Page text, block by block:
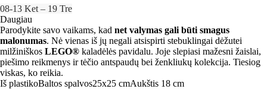
08‑13 Ket – 19 Tre
Daugiau
Parodykite savo vaikams, kad net valymas gali būti smagus
malonumas. Nė vienas iš jų negali atsispirti stebuklingai dėžutei
milžiniškos LEGO® kaladėlės pavidalu. Joje slepiasi mažesni žaislai,
piešimo reikmenys ir tėčio antspaudų bei ženkliukų kolekcija. Tiesiog
viskas, ko reikia.
Iš plastikoBaltos spalvos25x25 cmAukštis 18 cm